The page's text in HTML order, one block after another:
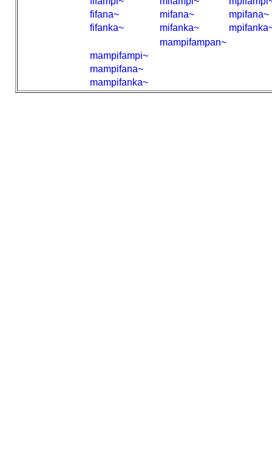
fifana~
mifana~
mpifana~
fifanka~
mifanka~
mampifampan~
mampifampi~
mampifana~
mampifanka~